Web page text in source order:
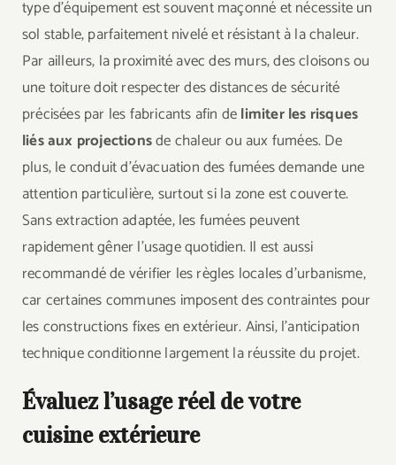
type d’équipement est souvent maçonné et nécessite un
sol stable, parfaitement nivelé et résistant à la chaleur.
Par ailleurs, la proximité avec des murs, des cloisons ou
une toiture doit respecter des distances de sécurité
précisées par les fabricants afin delimiter les risques
liés aux projectionsde chaleur ou aux fumées. De
plus, le conduit d’évacuation des fumées demande une
attention particulière, surtout si la zone est couverte.
Sans extraction adaptée, les fumées peuvent
rapidement gêner l’usage quotidien. Il est aussi
recommandé de vérifier les règles locales d’urbanisme,
car certaines communes imposent des contraintes pour
les constructions fixes en extérieur. Ainsi, l’anticipation
technique conditionne largement la réussite du projet.
Évaluez l’usage réel de votre
cuisine extérieure